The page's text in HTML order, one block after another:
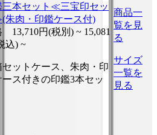
三本セット≪三宝印セッ
朱肉・印鑑ケース付)
13,710円(税別) ~ 15,081
込) ~
セットケース、朱肉・印
ース付きの印鑑3本セッ
商品一
覧を見
る
サイズ
一覧を
見る